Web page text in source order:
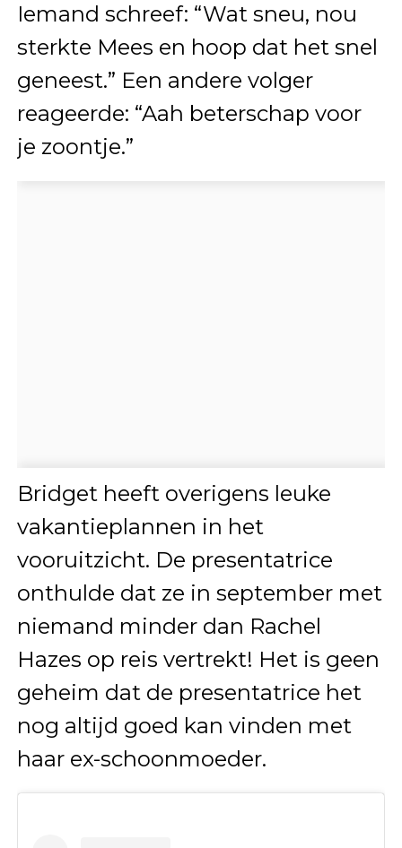
Iemand schreef: “Wat sneu, nou
sterkte Mees en hoop dat het snel
geneest.” Een andere volger
reageerde: “Aah beterschap voor
je zoontje.”
Bridget heeft overigens leuke
vakantieplannen in het
vooruitzicht. De presentatrice
onthulde dat ze in september met
niemand minder dan Rachel
Hazes op reis vertrekt! Het is geen
geheim dat de presentatrice het
nog altijd goed kan vinden met
haar ex-schoonmoeder.